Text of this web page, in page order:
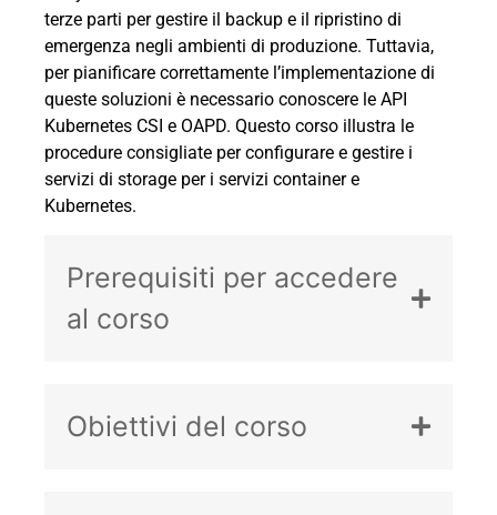
terze parti per gestire il backup e il ripristino di
emergenza negli ambienti di produzione. Tuttavia,
per pianificare correttamente l’implementazione di
queste soluzioni è necessario conoscere le API
Kubernetes CSI e OAPD. Questo corso illustra le
procedure consigliate per configurare e gestire i
servizi di storage per i servizi container e
Kubernetes.
Prerequisiti per accedere
al corso
Obiettivi del corso